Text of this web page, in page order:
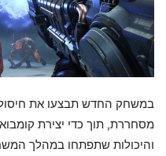
במשחק החדש תבצעו את
מסחררת, תוך כדי יצירת